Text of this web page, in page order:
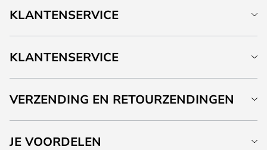
KLANTENSERVICE
KLANTENSERVICE
VERZENDING EN RETOURZENDINGEN
JE VOORDELEN